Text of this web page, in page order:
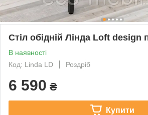
Cтіл обідній Лінда Loft design
В наявності
Код: Linda LD
Роздріб
6 590 ₴
Купити